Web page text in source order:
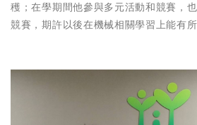
穫；在學期間他參與多元活動和競賽，
競賽，期許以後在機械相關學習上能有所